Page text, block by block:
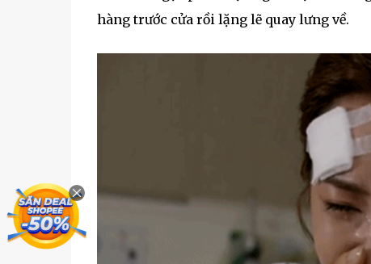
hàng trước cửa rồi lặng lẽ quay lưng về.